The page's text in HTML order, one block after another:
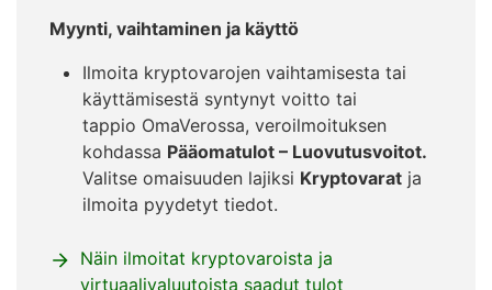
Myynti, vaihtaminen ja käyttö
Ilmoita kryptovarojen vaihtamisesta tai
käyttämisestä syntynyt voitto tai
tappio OmaVerossa, veroilmoituksen
kohdassa Pääomatulot – Luovutusvoitot.
Valitse omaisuuden lajiksi Kryptovarat ja
ilmoita pyydetyt tiedot.
Näin ilmoitat kryptovaroista ja
virtuaalivaluutoista saadut tulot